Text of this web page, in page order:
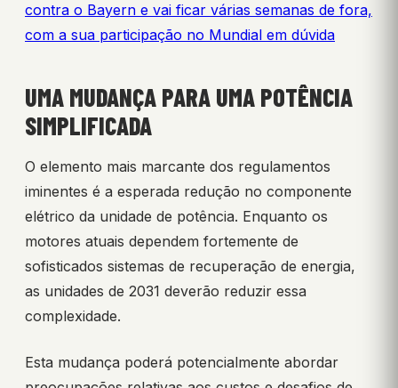
contra o Bayern e vai ficar várias semanas de fora,
com a sua participação no Mundial em dúvida
UMA MUDANÇA PARA UMA POTÊNCIA
SIMPLIFICADA
O elemento mais marcante dos regulamentos
iminentes é a esperada redução no componente
elétrico da unidade de potência. Enquanto os
motores atuais dependem fortemente de
sofisticados sistemas de recuperação de energia,
as unidades de 2031 deverão reduzir essa
complexidade.
Esta mudança poderá potencialmente abordar